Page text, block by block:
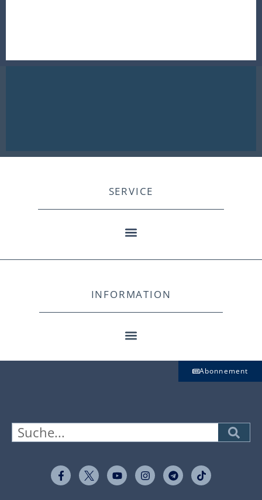
SERVICE
INFORMATION
Abonnement